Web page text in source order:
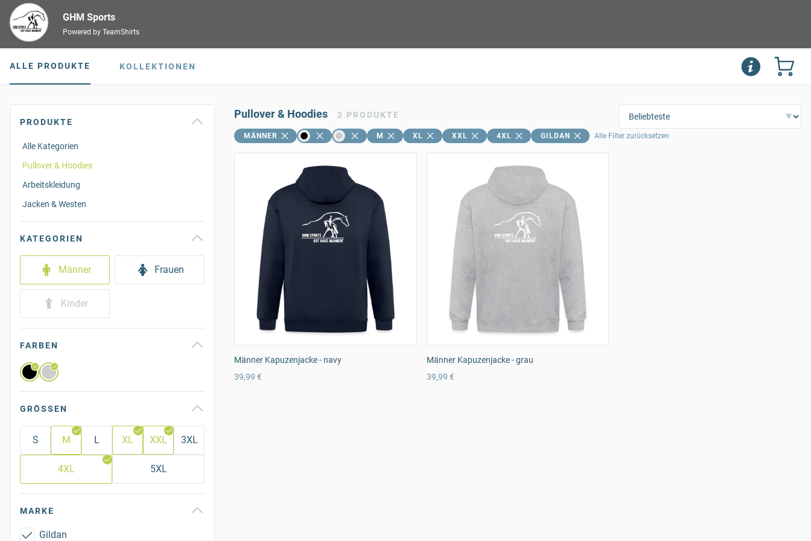
GHM Sports
Powered by TeamShirts
ALLE PRODUKTE KOLLEKTIONEN
PRODUKTE
Alle Kategorien
Pullover & Hoodies
Arbeitskleidung
Jacken & Westen
KATEGORIEN
Männer Frauen
Kinder
FARBEN
GRÖSSEN
S M L XL XXL 3XL
4XL 5XL
MARKE
Gildan
Pullover & Hoodies 2 PRODUKTE
MÄNNER M XL XXL 4XL GILDAN Alle Filter zurücksetzen
Männer Kapuzenjacke - navy
39,99 €
Männer Kapuzenjacke - grau
39,99 €